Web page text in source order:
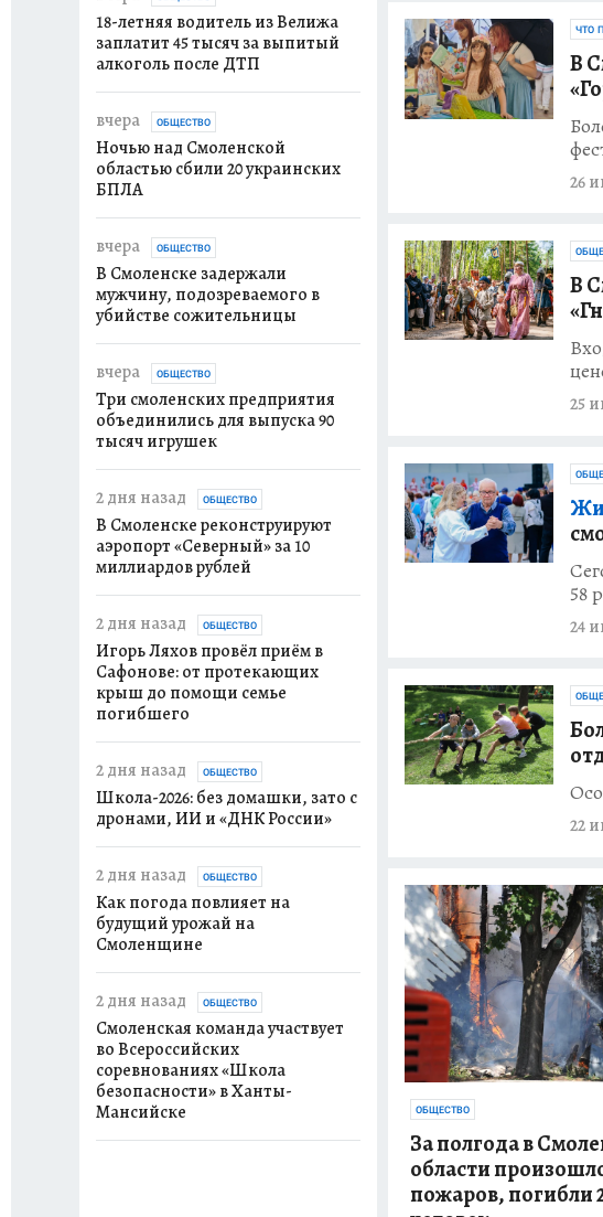
ЧТО
В
26
В
25
58
24
22
ОБЩЕСТВО
За полгода в
области
пожаров, погибли
18-летняя водитель из Велижа
заплатит 45 тысяч за выпитый
алкоголь после ДТП
вчера ОБЩЕСТВО
Ночью над Смоленской
областью сбили 20 украинских
БПЛА
вчера ОБЩЕСТВО
В Смоленске задержали
мужчину, подозреваемого в
убийстве сожительницы
вчера ОБЩЕСТВО
Три смоленских предприятия
объединились для выпуска 90
тысяч игрушек
2 дня назад ОБЩЕСТВО
В Смоленске реконструируют
аэропорт «Северный» за 10
миллиардов рублей
2 дня назад ОБЩЕСТВО
Игорь Ляхов провёл приём в
Сафонове: от протекающих
крыш до помощи семье
погибшего
2 дня назад ОБЩЕСТВО
Школа-2026: без домашки, зато с
дронами, ИИ и «ДНК России»
2 дня назад ОБЩЕСТВО
Как погода повлияет на
будущий урожай на
Смоленщине
2 дня назад ОБЩЕСТВО
Смоленская команда участвует
во Всероссийских
соревнованиях «Школа
безопасности» в Ханты-
Мансийске